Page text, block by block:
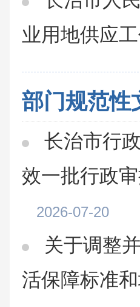
业用地供应
部门规范性
长治市行
效一批行政
2026-07-20
关于调整
活保障标准